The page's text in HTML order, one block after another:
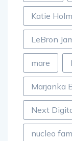
Katie
LeBron
mare
Marjanka
Next
nucleo